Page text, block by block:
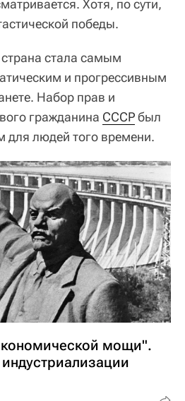
Хотя, по сути,
победы.
стала самым
и прогрессивным
Набор прав и
гражданина СССРбыл
людей того времени.
мощи".